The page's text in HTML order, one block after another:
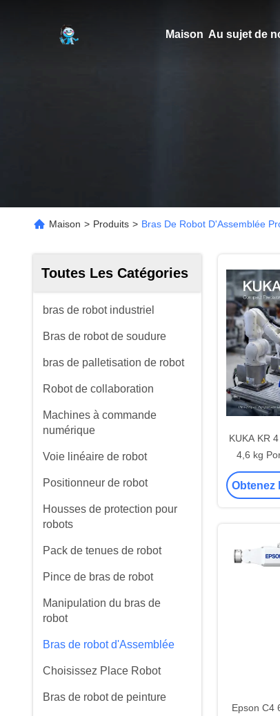
Maison Au sujet de
Maison > Produits > Bras De Robot D'Assemblée
Toutes Les Catégories
bras de robot industriel
Bras de robot de soudure
bras de palletisation de robot
Robot de collaboration
Machines à commande
numérique
Voie linéaire de robot
Positionneur de robot
Housses de protection pour
robots
Pack de tenues de robot
Pince de bras de robot
Manipulation du bras de
robot
Bras de robot d'Assemblée
Choisissez Place Robot
Bras de robot de peinture
KUKA KR
4,6 kg
Obtenez
Epson C4